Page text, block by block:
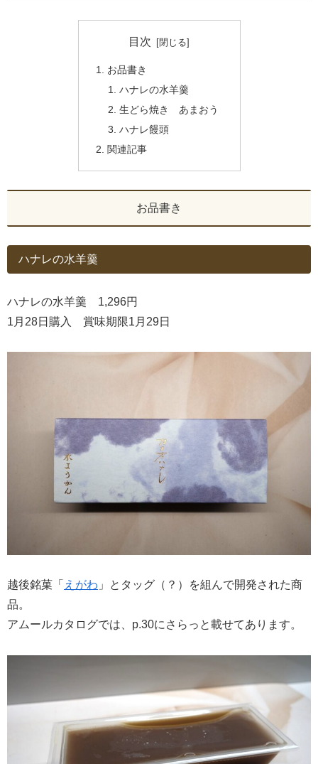
目次
お品書き
ハナレの水羊羹
生どら焼き あまおう
ハナレ饅頭
関連記事
お品書き
ハナレの水羊羹
ハナレの水羊羹 1,296円
1月28日購入 賞味期限1月29日
越後銘菓「 えがわ 」とタッグ（？）を組んで開発された商
品。
アムールカタログでは、p.30にさらっと載せてあります。